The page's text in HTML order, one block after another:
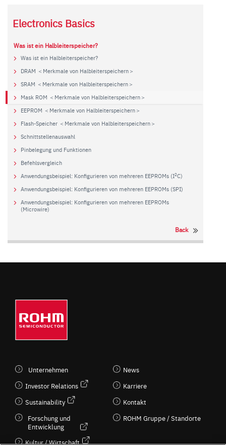
Electronics Basics
Was ist ein Halbleiterspeicher?
Was ist ein Halbleiterspeicher?
DRAM ＜Merkmale von Halbleiterspeichern＞
SRAM ＜Merkmale von Halbleiterspeichern＞
Mask ROM ＜Merkmale von Halbleiterspeichern＞
EEPROM ＜Merkmale von Halbleiterspeichern＞
Flash-Speicher ＜Merkmale von Halbleiterspeichern＞
Schnittstellenauswahl
Pinbelegung und Funktionen
Befehlsvergleich
Anwendungsbeispiel: Konfigurieren von mehreren EEPROMs (I2C)
Anwendungsbeispiel: Konfigurieren von mehreren EEPROMs (SPI)
Anwendungsbeispiel: Konfigurieren von mehreren EEPROMs
(Microwire)
Back
Unternehmen
Investor Relations
Sustainability
Forschung und
Entwicklung
Kultur / Wirtschaft
News
Karriere
Kontakt
ROHM Gruppe / Standorte